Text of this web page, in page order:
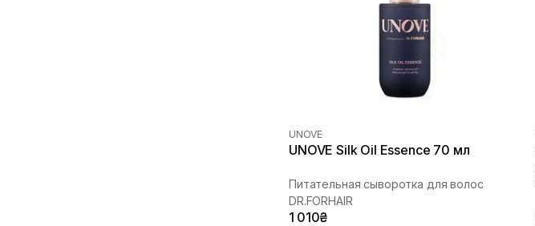
UNOVE
UNOVE Silk Oil Essence 70 мл
Питательная сыворотка для волос
DR.FORHAIR
1 010₴